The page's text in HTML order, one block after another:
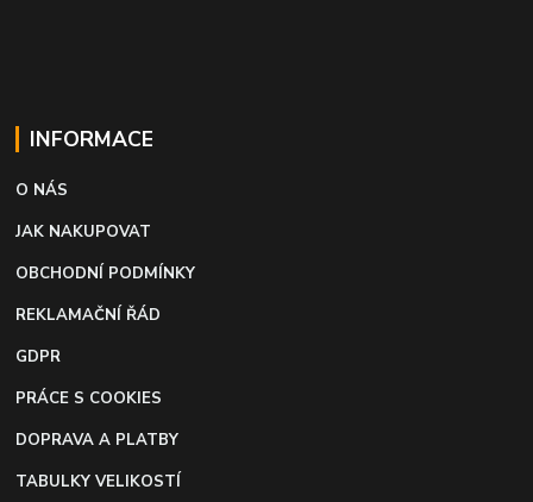
INFORMACE
O NÁS
JAK NAKUPOVAT
OBCHODNÍ PODMÍNKY
REKLAMAČNÍ ŘÁD
GDPR
PRÁCE S COOKIES
DOPRAVA A PLATBY
TABULKY VELIKOSTÍ